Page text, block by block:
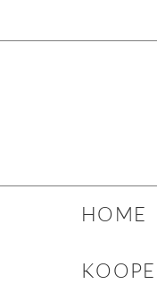
HOME